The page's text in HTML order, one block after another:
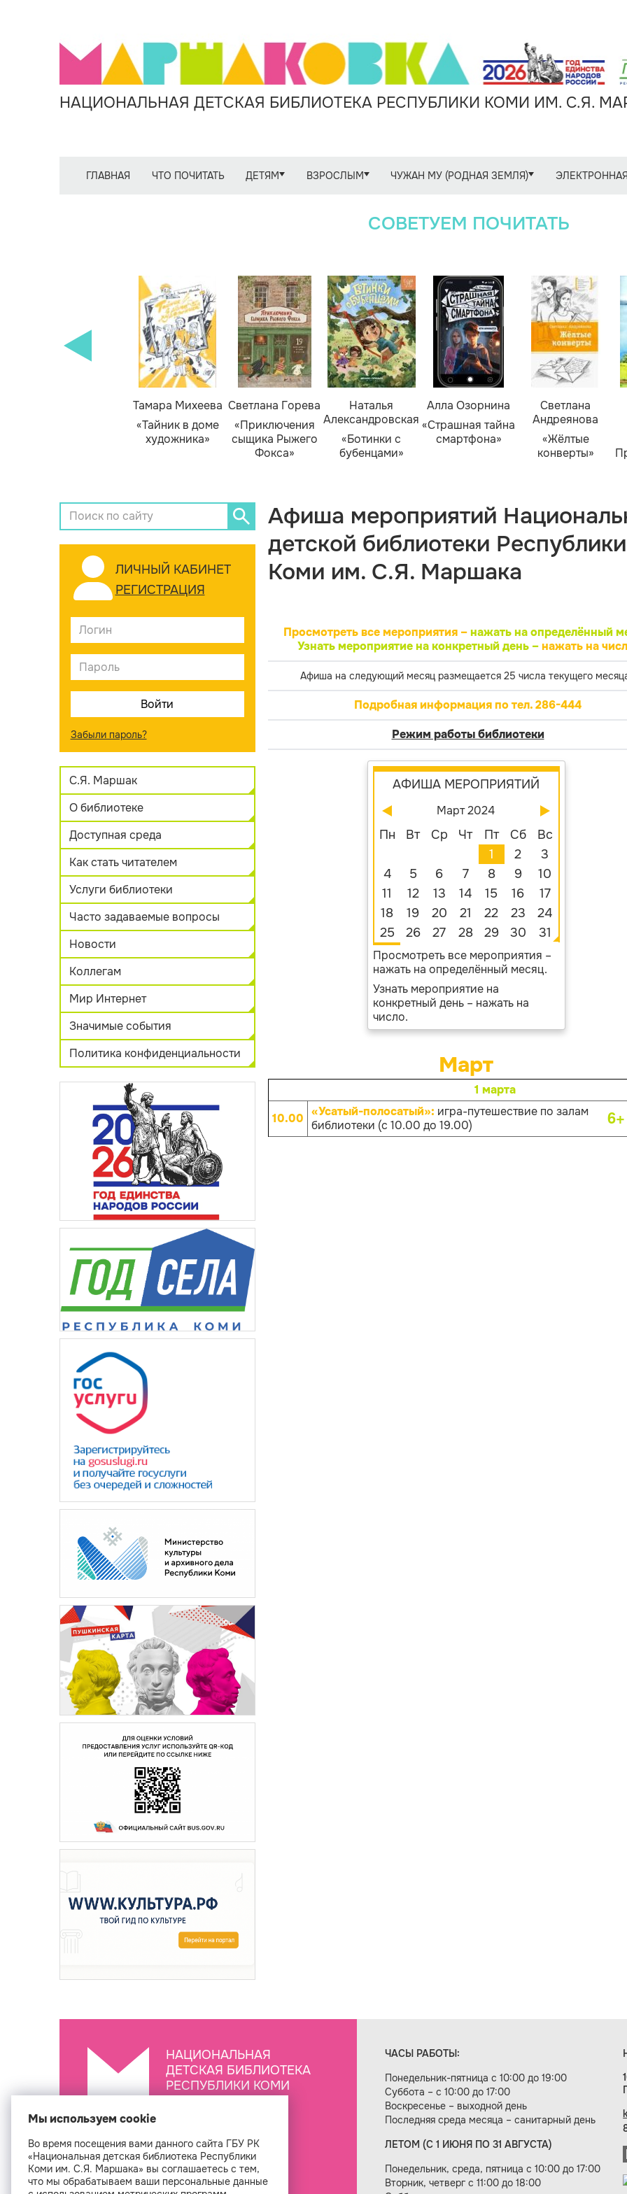
НАЦИОНАЛЬНАЯ ДЕТСКАЯ БИБЛИОТЕКА РЕСПУБЛИКИ КОМИ ИМ. С.Я.
ГЛАВНАЯ ЧТО ПОЧИТАТЬ ДЕТЯМ ВЗРОСЛЫМ ЧУЖАН МУ (РОДНАЯ ЗЕМЛЯ)
СОВЕТУЕМ ПОЧИТАТЬ
Тамара Михеева
«Тайник в доме
художника»
Светлана Горева
«Приключения
сыщика Рыжего
Фокса»
Наталья
Александровская
«Ботинки с
бубенцами»
Алла Озорнина
«Страшная тайна
смартфона»
Светлана
Андреянова
«Жёлтые
конверты»
ЛИЧНЫЙ КАБИНЕТ
РЕГИСТРАЦИЯ
Забыли пароль?
С.Я. Маршак
О библиотеке
Доступная среда
Как стать читателем
Услуги библиотеки
Часто задаваемые вопросы
Новости
Коллегам
Мир Интернет
Значимые события
Политика конфиденциальности
Афиша мероприятий
детской библиотеки Республики
Коми им. С.Я. Маршака
Просмотреть все мероприятия – нажать на определённый
Узнать мероприятие на конкретный день –нажать на
Афиша на следующий месяц размещается 25 числа текущего
Подробная информация по тел. 286-444
Режим работы библиотеки
АФИША МЕРОПРИЯТИЙ
Март 2024
Пн Вт Ср Чт Пт Сб
Вс
1
2
3
4
5 6 7 8 9
10
11
12 13 14 15 16
17
18
19 20 21 22 23
24
25
26 27 28 29 30 31
Просмотреть все мероприятия –
нажать на определённый месяц.
Узнать мероприятие на
конкретный день – нажать на
число.
Март
1 марта
10.00 «Усатый-полосатый»: игра-путешествие по залам
библиотеки (с 10.00 до 19.00)
6+
НАЦИОНАЛЬНАЯ
ДЕТСКАЯ БИБЛИОТЕКА
РЕСПУБЛИКИ КОМИ
ЧАСЫ РАБОТЫ:
Понедельник-пятница с 10:00 до 19:00
Суббота – с 10:00 до 17:00
Воскресенье – выходной день
Последняя среда месяца – санитарный день
ЛЕТОМ (С 1 ИЮНЯ ПО 31 АВГУСТА)
Понедельник, среда, пятница с 10:00 до 17:00
Вторник, четверг с 11:00 до 18:00
Создание сайта — веб-студия «Цифровой век»
Мы используем cookie
Во время посещения вами данного сайта ГБУ РК
«Национальная детская библиотека Республики
Коми им. С.Я. Маршака» вы соглашаетесь с тем,
что мы обрабатываем ваши персональные данные